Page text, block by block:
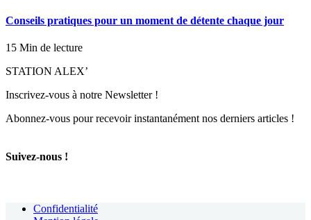
Conseils pratiques pour un moment de détente chaque jour
15 Min de lecture
STATION ALEX’
Inscrivez-vous à notre Newsletter !
Abonnez-vous pour recevoir instantanément nos derniers articles !
Suivez-nous !
Confidentialité